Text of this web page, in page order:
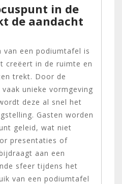
in de
de aandacht
van een podiumtafel is
creëert in de ruimte en
trekt. Door de
unieke vormgeving
deze al snel het
Gasten worden
geleid, wat niet
presentaties of
aan een
sfeer tijdens het
van een podiumtafel